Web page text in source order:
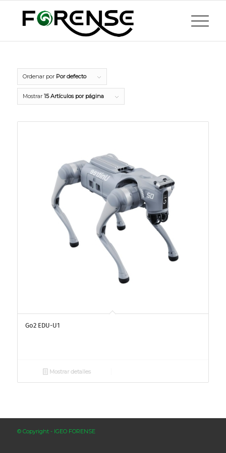
Ordenar por Por defecto
Mostrar 15 Artículos por página
Go2 EDU-U1
Mostrar detalles
© Copyright - IGEO FORENSE